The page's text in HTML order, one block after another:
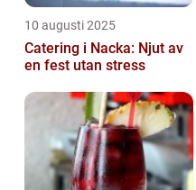
10 augusti 2025
Catering i Nacka: Njut av
en fest utan stress